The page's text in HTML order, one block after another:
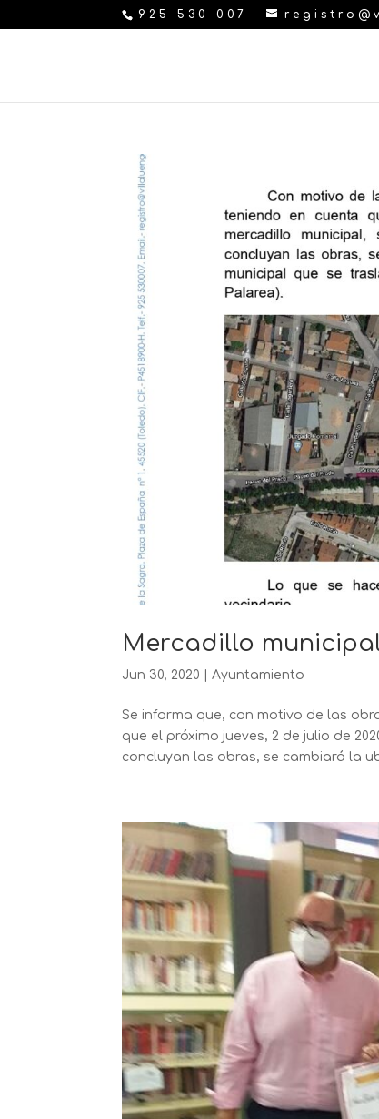
925 530 007
Mercadillo
Jun 30, 2020 |Ayuntamiento
Se informa que, con motivo de las
que el próximo jueves, 2 de julio de
concluyan las obras, se cambiará la